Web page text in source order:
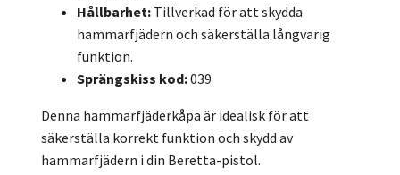
Hållbarhet: Tillverkad för att skydda
hammarfjädern och säkerställa långvarig
funktion.
Sprängskiss kod:039
Denna hammarfjäderkåpa är idealisk för att
säkerställa korrekt funktion och skydd av
hammarfjädern i din Beretta-pistol.